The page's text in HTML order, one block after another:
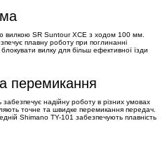
вилкою SR Suntour XCE з ходом 100 мм.
плавну роботу при поглинанні
вилку для більш ефективної їзди
перемикання
надійну роботу в різних умовах
точне та швидке перемикання передач.
Shimano TY-101 забезпечують плавність